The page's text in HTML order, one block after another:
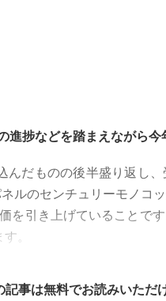
捗などを踏まえながら今
だものの後半盛り返し、
ルのセンチュリーモノコ
を引き上げていることで
。
記事は無料でお読みいただ